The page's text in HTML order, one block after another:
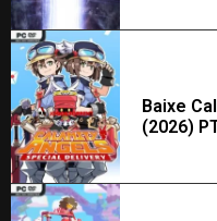
Baixe
(2026)